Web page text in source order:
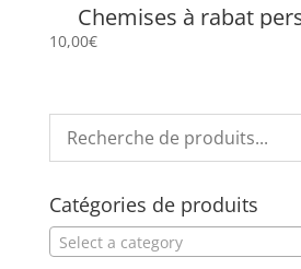
Chemises à rabat
10,00€
Catégories de produits
Select a category